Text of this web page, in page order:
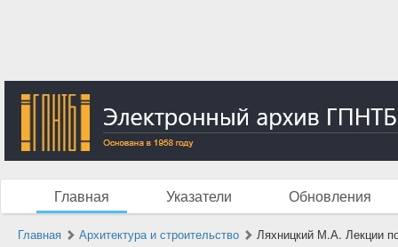
Главная Указатели Обновления
Главная Архитектура и строительство Ляхницкий М.А. Лекции